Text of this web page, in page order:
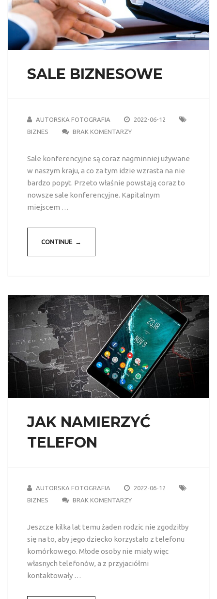
SALE BIZNESOWE
AUTORSKA FOTOGRAFIA
2022-06-12
BIZNES
BRAK KOMENTARZY
Sale konferencyjne są coraz nagminniej używane
w naszym kraju, a co za tym idzie wzrasta na nie
bardzo popyt. Przeto właśnie powstają coraz to
nowsze sale konferencyjne. Kapitalnym
miejscem …
CONTINUE →
JAK NAMIERZYĆ
TELEFON
AUTORSKA FOTOGRAFIA
2022-06-12
BIZNES
BRAK KOMENTARZY
Jeszcze kilka lat temu żaden rodzic nie zgodziłby
się na to, aby jego dziecko korzystało z telefonu
komórkowego. Młode osoby nie miały więc
własnych telefonów, a z przyjaciółmi
kontaktowały …